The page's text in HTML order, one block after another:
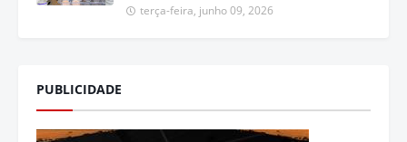
terça-feira, junho 09, 2026
PUBLICIDADE